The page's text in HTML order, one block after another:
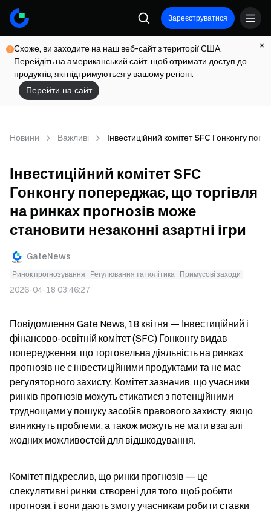
Зареєструватися
Схоже, ви заходите на наш веб-сайт з території США.
Перейдіть на американський сайт, щоб отримати доступ до
продуктів, які підтримуються у вашому регіоні.
Перейти на сайт
Новини Важливі Інвестиційний комітет SFC Гонконгу
Інвестиційний комітет SFC
Гонконгу попереджає, що торгівля
на ринках прогнозів може
становити незаконні азартні ігри
GateNews
Ринок прогнозування Регулювання та політика Примусові заходи
2026-04-18 03:46:27
Повідомлення Gate News, 18 квітня — Інвестиційний і
фінансово-освітній комітет (SFC) Гонконгу видав
попередження, що торговельна діяльність на ринках
прогнозів не є інвестиційними продуктами та не має
регуляторного захисту. Комітет зазначив, що учасники
ринків прогнозів можуть стикатися з потенційними
труднощами у пошуку засобів правового захисту, якщо
виникнуть проблеми, а також можуть не мати взагалі
жодних можливостей для відшкодування.
Комітет підкреслив, що ринки прогнозів — це
спекулятивні ринки, створені для того, щоб робити
прогнози, і вони дають змогу учасникам робити ставки